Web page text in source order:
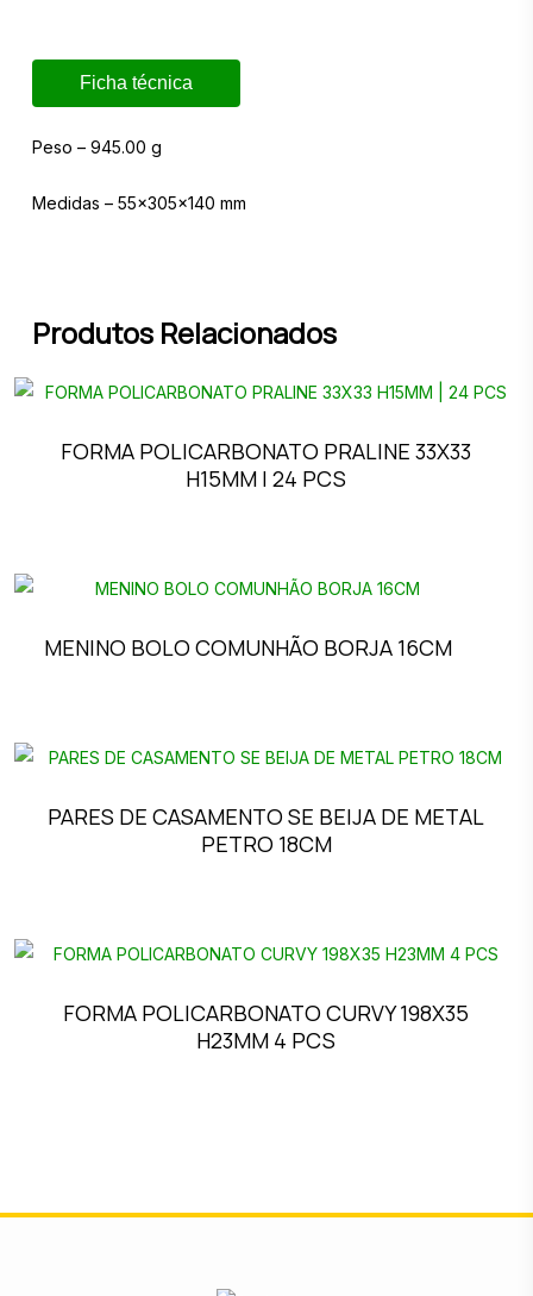
Ficha técnica
Peso – 945.00 g
Medidas – 55x305x140 mm
Produtos Relacionados
FORMA POLICARBONATO PRALINE 33X33
H15MM | 24 PCS
MENINO BOLO COMUNHÃO BORJA 16CM
PARES DE CASAMENTO SE BEIJA DE METAL
PETRO 18CM
FORMA POLICARBONATO CURVY 198X35
H23MM 4 PCS